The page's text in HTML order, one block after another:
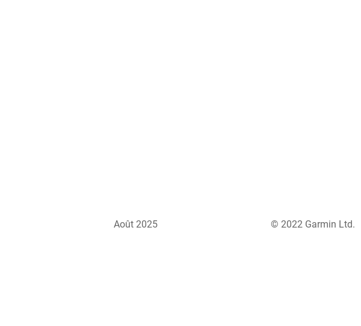
Août 2025 © 2022 Garmin Ltd.